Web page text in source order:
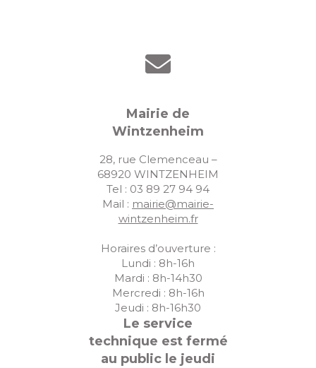
Mairie de
Wintzenheim
28, rue Clemenceau –
68920 WINTZENHEIM
Tel : 03 89 27 94 94
Mail : mairie@mairie-
wintzenheim.fr
Horaires d’ouverture :
Lundi : 8h-16h
Mardi : 8h-14h30
Mercredi : 8h-16h
Jeudi : 8h-16h30
Le service
technique est fermé
au public le jeudi